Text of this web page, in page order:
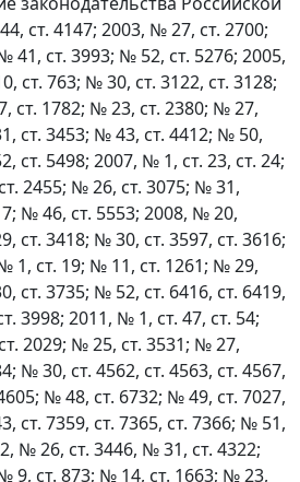
ст. 4147; 2003, № 27, ст. 2700;
41, ст. 3993; № 52, ст. 5276; 2005,
ст. 763; № 30, ст. 3122, ст. 3128;
ст. 1782; № 23, ст. 2380; № 27,
ст. 3453; № 43, ст. 4412; № 50,
ст. 5498; 2007, № 1, ст. 23, ст. 24;
2455; № 26, ст. 3075; № 31,
№ 46, ст. 5553; 2008, № 20,
ст. 3418; № 30, ст. 3597, ст. 3616;
1, ст. 19; № 11, ст. 1261; № 29,
ст. 3735; № 52, ст. 6416, ст. 6419,
3998; 2011, № 1, ст. 47, ст. 54;
2029; № 25, ст. 3531; № 27,
№ 30, ст. 4562, ст. 4563, ст. 4567,
№ 48, ст. 6732; № 49, ст. 7027,
ст. 7359, ст. 7365, ст. 7366; № 51,
№ 26, ст. 3446, № 31, ст. 4322;
9, ст. 873; № 14, ст. 1663; № 23,